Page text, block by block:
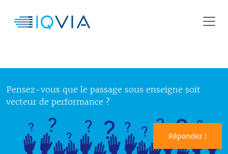
Pensez-vous que le passage sous enseigne soit
vecteur de performance ?
Répondez !